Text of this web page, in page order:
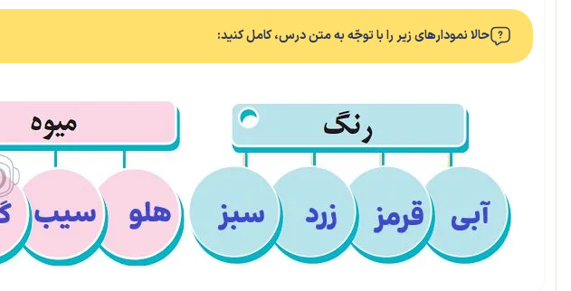
حالا نمودارهای زیر را با توجّه به متن درس، کامل کنید: